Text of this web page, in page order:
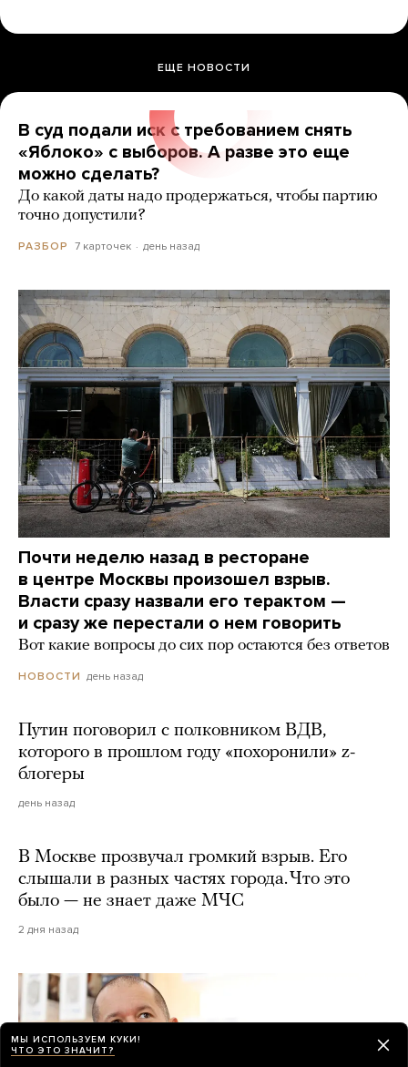
ЕЩЕ НОВОСТИ
В суд подали иск с требованием снять
«Яблоко» с выборов. А разве это еще
можно сделать?
До какой даты надо продержаться, чтобы партию
точно допустили?
РАЗБОР 7 карточек день назад
Почти неделю назад в ресторане
в центре Москвы произошел взрыв.
Власти сразу назвали его терактом —
и сразу же перестали о нем говорить
Вот какие вопросы до сих пор остаются без ответов
НОВОСТИ день назад
Путин поговорил с полковником ВДВ,
которого в прошлом году «похоронили» z-
блогеры
день назад
В Москве прозвучал громкий взрыв. Его
слышали в разных частях города. Что это
было — не знает даже МЧС
2 дня назад
МЫ ИСПОЛЬЗУЕМ КУКИ!
ЧТО ЭТО ЗНАЧИТ?